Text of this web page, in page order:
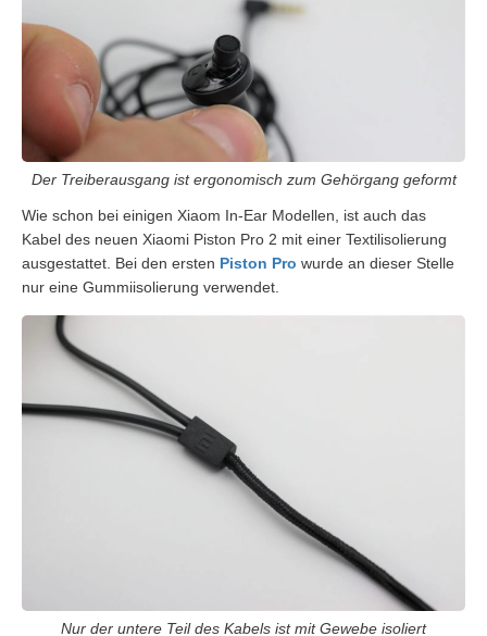
Der Treiberausgang ist ergonomisch zum Gehörgang geformt
Wie schon bei einigen Xiaom In-Ear Modellen, ist auch das
Kabel des neuen Xiaomi Piston Pro 2 mit einer Textilisolierung
ausgestattet. Bei den ersten Piston Pro wurde an dieser Stelle
nur eine Gummiisolierung verwendet.
Nur der untere Teil des Kabels ist mit Gewebe isoliert